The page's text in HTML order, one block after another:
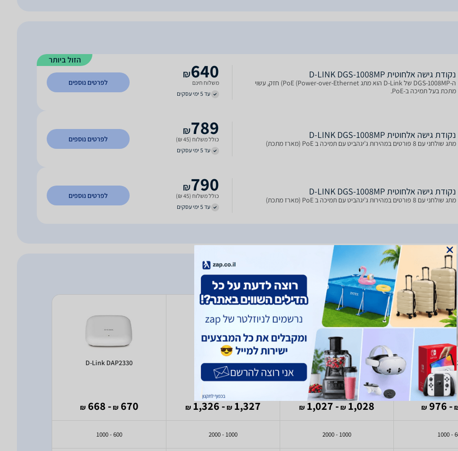
הזול ביותר
נקודת גישה אלחוטית D-LINK DGS-1008MP
ה-DGS-1008MP של D-Link הוא מתג PoE (Power-over-Ethernet) חזק, עשוי
מתכת בעל תמיכה ב-PoE.
640
₪
משלוח חינם
עד 5 ימי עסקים
לפרטים נוספים
נקודת גישה אלחוטית D-LINK DGS-1008MP
מתג שולחני עם 8 פורטים במהירות ג'יגהביט עם תמיכה ב PoE (מארז מתכת)
789
₪
כולל משלוח (45 ₪)
עד 5 ימי עסקים
לפרטים נוספים
נקודת גישה אלחוטית D-LINK DGS-1008MP
מתג שולחני עם 8 פורטים במהירות ג'יגהביט עם תמיכה ב PoE (מארז מתכת)
790
₪
כולל משלוח (45 ₪)
עד 5 ימי עסקים
לפרטים נוספים
D-Link
- 976
₪
D-Link DAP-2680
1,028
₪
- 1,027
₪
1000 - 2000
D-Link DWL6610AP
1,327
₪
- 1,326
₪
1000 - 2000
D-Link DAP2330
670
₪
- 668
₪
600 - 1000